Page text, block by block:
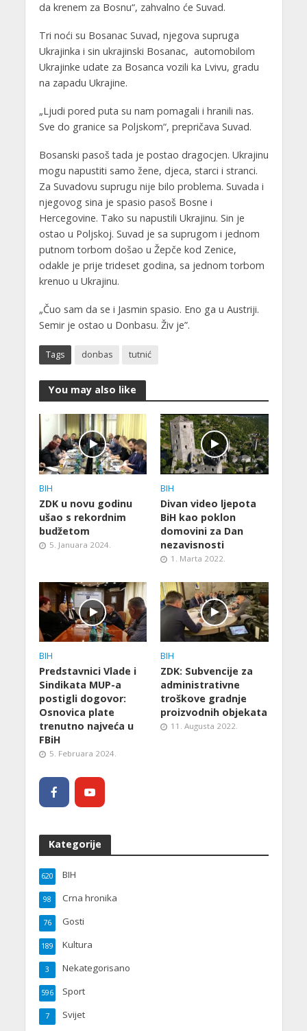
da krenem za Bosnu“, zahvalno će Suvad.
Tri noći su Bosanac Suvad, njegova supruga
Ukrajinka i sin ukrajinski Bosanac, automobilom
Ukrajinke udate za Bosanca vozili ka Lvivu, gradu
na zapadu Ukrajine.
„Ljudi pored puta su nam pomagali i hranili nas.
Sve do granice sa Poljskom“, prepričava Suvad.
Bosanski pasoš tada je postao dragocjen. Ukrajinu
mogu napustiti samo žene, djeca, starci i stranci.
Za Suvadovu suprugu nije bilo problema. Suvada i
njegovog sina je spasio pasoš Bosne i
Hercegovine. Tako su napustili Ukrajinu. Sin je
ostao u Poljskoj. Suvad je sa suprugom i jednom
putnom torbom došao u Žepče kod Zenice,
odakle je prije trideset godina, sa jednom torbom
krenuo u Ukrajinu.
„Čuo sam da se i Jasmin spasio. Eno ga u Austriji.
Semir je ostao u Donbasu. Živ je”.
Tags donbas tutnić
You may also like
BIH
ZDK u novu godinu
ušao s rekordnim
budžetom
5. Januara 2024.
BIH
Divan video ljepota
BiH kao poklon
domovini za Dan
nezavisnosti
1. Marta 2022.
BIH
Predstavnici Vlade i
Sindikata MUP-a
postigli dogovor:
Osnovica plate
trenutno najveća u
FBiH
5. Februara 2024.
BIH
ZDK: Subvencije za
administrativne
troškove gradnje
proizvodnih objekata
11. Augusta 2022.
Kategorije
BIH
620
Crna hronika
98
Gosti
76
Kultura
189
Nekategorisano
3
Sport
596
Svijet
7